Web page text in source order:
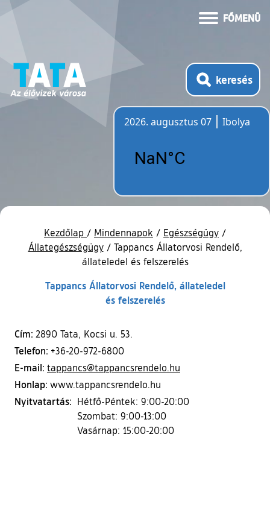
FŐMENÜ
keresés
2026. augusztus 07
Ibolya
Kezdőlap / Mindennapok / Egészségügy /
Állategészségügy / Tappancs Állatorvosi Rendelő,
állateledel és felszerelés
Tappancs Állatorvosi Rendelő, állateledel
és felszerelés
Cím: 2890 Tata, Kocsi u. 53.
Telefon: +36-20-972-6800
E-mail: tappancs@tappancsrendelo.hu
Honlap: www.tappancsrendelo.hu
Nyitvatartás: Hétfő-Péntek: 9:00-20:00
Szombat: 9:00-13:00
Vasárnap: 15:00-20:00